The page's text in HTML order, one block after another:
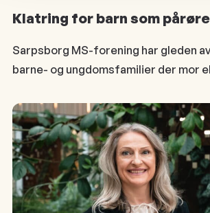
Klatring for barn som
Sarpsborg MS-forening har gleden
barne- og ungdomsfamilier der mor